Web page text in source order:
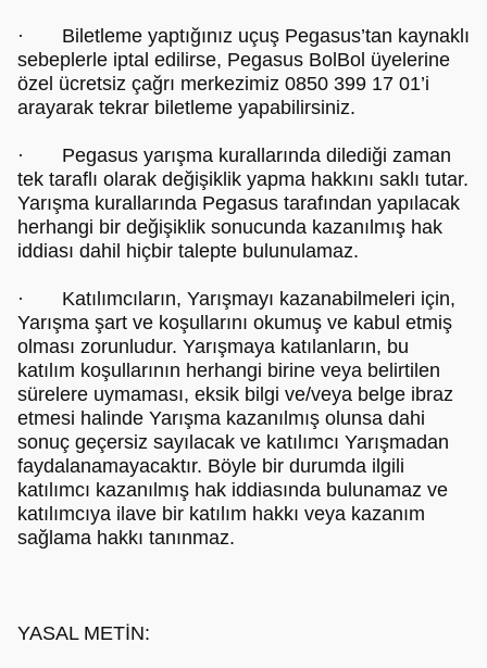
· Biletleme yaptığınız uçuş Pegasus’tan kaynaklı
sebeplerle iptal edilirse, Pegasus BolBol üyelerine
özel ücretsiz çağrı merkezimiz 0850 399 17 01’i
arayarak tekrar biletleme yapabilirsiniz.
· Pegasus yarışma kurallarında dilediği zaman
tek taraflı olarak değişiklik yapma hakkını saklı tutar.
Yarışma kurallarında Pegasus tarafından yapılacak
herhangi bir değişiklik sonucunda kazanılmış hak
iddiası dahil hiçbir talepte bulunulamaz.
· Katılımcıların, Yarışmayı kazanabilmeleri için,
Yarışma şart ve koşullarını okumuş ve kabul etmiş
olması zorunludur. Yarışmaya katılanların, bu
katılım koşullarının herhangi birine veya belirtilen
sürelere uymaması, eksik bilgi ve/veya belge ibraz
etmesi halinde Yarışma kazanılmış olunsa dahi
sonuç geçersiz sayılacak ve katılımcı Yarışmadan
faydalanamayacaktır. Böyle bir durumda ilgili
katılımcı kazanılmış hak iddiasında bulunamaz ve
katılımcıya ilave bir katılım hakkı veya kazanım
sağlama hakkı tanınmaz.
YASAL METİN: